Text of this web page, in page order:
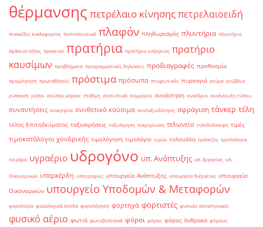
θέρμανσης πετρέλαιο κίνησηςπετρελαιοειδή
πινακίδες κυκλοφορίας πιστοποιητικά πλαφόν πληθωρισμός πλυντήρια πλυντήριο
πράσινο τέλος πρακτικό πρατήρια πρατήριο ενέργειας πρατήριο
καυσίμων προβλήματα προγραμματικές δηλώσεις προδιαγραφές προθεσμία
προμέτρηση πρωταθλητές πρόστιμα πρόσωπα πτωχευτικός πυρκαγιά ρεύμα ρούβλια
ρύπανση ρύποι σούπερ μάρκετ στάθμη στατιστικά συμμορία συνάντηση συνέδριο συνέντευξη τύπου
συναντήσεις συνεργεία συνθετικά καύσιμα συνταξιοδότηση σφράγιση τάνκερ τέλη
τέλος Επιτηδεύματος ταξινομήσεις ταξινόμηση τεκμηρίωση τελωνείο τηλεδιάσκεψη τιμές
τιμοκατάλογοι χονδρικής τιμολόγηση τιμολόγιο τιμών τολουόλη τράπεζες τροπολογία
τσιγάρο υγραέριο υδρογόνο υπ. Ανάπτυξης υπ. Εργασίας υπ.
Οικονομικών υπερκέρδη υποτροφίες υπουργείο Ανάπτυξης υπουργείο Ενέργειας υπουργείο
Οικονομικών υπουργείο Υποδομών & Μεταφορών
φορολογία φορολογικά έσοδα φορολόγηση φορτηγά φορτιστές φυσικές καταστροφές
φυσικό αέριο φωτιά φωτοβολταϊκά φόροι φόρος φόρος άνθρακα φόρους